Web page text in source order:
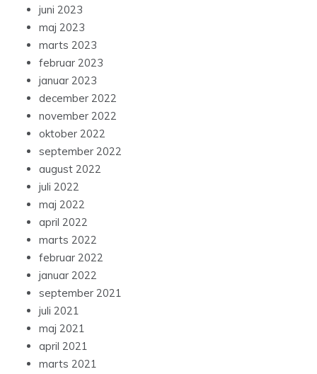
juni 2023
maj 2023
marts 2023
februar 2023
januar 2023
december 2022
november 2022
oktober 2022
september 2022
august 2022
juli 2022
maj 2022
april 2022
marts 2022
februar 2022
januar 2022
september 2021
juli 2021
maj 2021
april 2021
marts 2021